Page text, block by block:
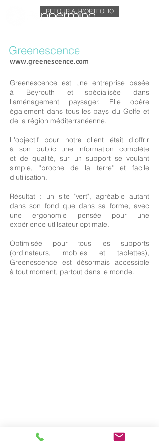
RETOUR AU PORTFOLIO
Greenescence
www.greenescence.com
Greenescence est une entreprise basée
à Beyrouth et spécialisée dans
l'aménagement paysager. Elle opère
également dans tous les pays du Golfe et
de la région méditerranéenne.
L'objectif pour notre client était d'offrir
à son public une information complète
et de qualité, sur un support se voulant
simple, "proche de la terre" et facile
d'utilisation.
Résultat : un site "vert", agréable autant
dans son fond que dans sa forme, avec
une ergonomie pensée pour une
expérience utilisateur optimale.
Optimisée pour tous les supports
(ordinateurs, mobiles et tablettes),
Greenescence est désormais accessible
à tout moment, partout dans le monde.